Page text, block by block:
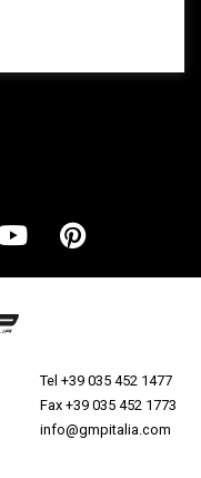
Tel +39 035 452 1477
Fax +39 035 452 1773
info@gmpitalia.com